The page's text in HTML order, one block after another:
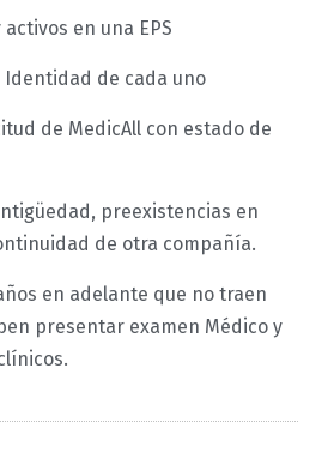
en una EPS
Identidad de cada uno
de MedicAll con estado de
preexistencias en
de otra compañía.
en adelante que no traen
presentar examen Médico y